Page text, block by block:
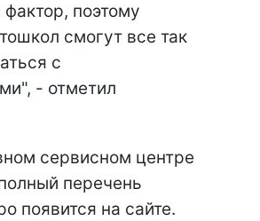
поэтому
смогут все так
с
- отметил
сервисном центре
перечень
появится на сайте.